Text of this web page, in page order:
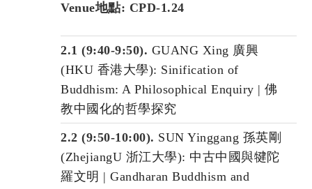
Venue地點: CPD-1.24
2.1 (9:40-9:50). GUANG Xing 廣興
(HKU 香港大學): Sinification of
Buddhism: A Philosophical Enquiry | 佛
教中國化的哲學探究
2.2 (9:50-10:00). SUN Yinggang 孫英剛
(ZhejiangU 浙江大學): 中古中國與犍陀
羅文明 | Gandharan Buddhism and